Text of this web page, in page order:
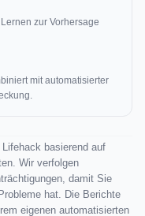
zur Vorhersage
mit automatisierter
basierend auf
Wir verfolgen
damit Sie
hat. Die Berichte
eigenen automatisierten